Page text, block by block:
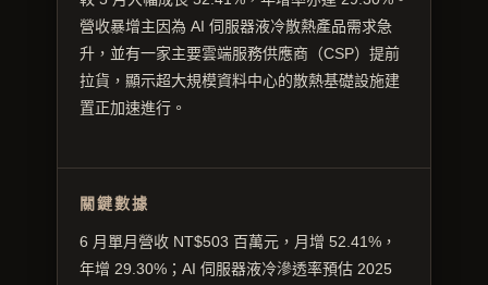
營收暴增主因為 AI 伺服器液冷散熱產品需求急
升，並有一家主要雲端服務供應商（CSP）提前
拉貨，顯示超大規模資料中心的散熱基礎設施建
置正加速進行。
關鍵數據
6 月單月營收 NT$503 百萬元，月增 52.41%，
年增 29.30%；AI 伺服器液冷滲透率預估 2025